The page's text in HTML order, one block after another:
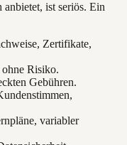
ist seriös. Ein
Zertifikate,
ohne Risiko.
Gebühren.
variabler